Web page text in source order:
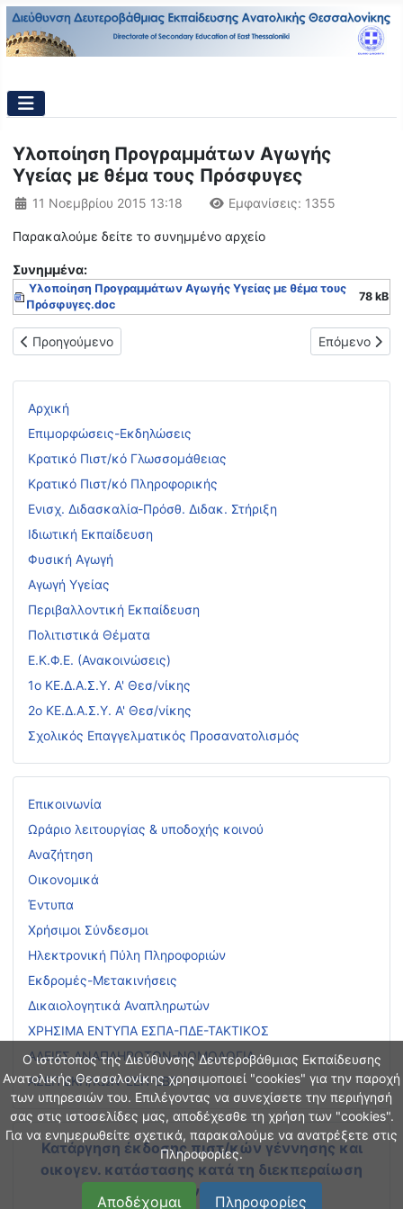
Ο ιστότοπος της Διεύθυνσης Δευτεροβάθμιας Εκπαίδευσης
Ανατολικής Θεσσαλονίκης χρησιμοποιεί "cookies" για την παροχή
των υπηρεσιών του. Επιλέγοντας να συνεχίσετε την περιήγησή
σας στις ιστοσελίδες μας, αποδέχεσθε τη χρήση των "cookies".
Για να ενημερωθείτε σχετικά, παρακαλούμε να ανατρέξετε στις
Πληροφορίες.
Αποδέχομαι Πληροφορίες
Αρχική
Επιμορφώσεις-Εκδηλώσεις
Κρατικό Πιστ/κό Γλωσσομάθειας
Κρατικό Πιστ/κό Πληροφορικής
Ενισχ. Διδασκαλία-Πρόσθ. Διδακ. Στήριξη
Ιδιωτική Εκπαίδευση
Φυσική Αγωγή
Αγωγή Υγείας
Περιβαλλοντική Εκπαίδευση
Πολιτιστικά Θέματα
Ε.Κ.Φ.Ε. (Ανακοινώσεις)
1ο ΚΕ.Δ.Α.Σ.Υ. Α' Θεσ/νίκης
2ο ΚΕ.Δ.Α.Σ.Υ. Α' Θεσ/νίκης
Σχολικός Επαγγελματικός Προσανατολισμός
Επικοινωνία
Ωράριο λειτουργίας & υποδοχής κοινού
Αναζήτηση
Οικονομικά
Έντυπα
Χρήσιμοι Σύνδεσμοι
Ηλεκτρονική Πύλη Πληροφοριών
Εκδρομές-Μετακινήσεις
Δικαιολογητικά Αναπληρωτών
ΧΡΗΣΙΜΑ ΕΝΤΥΠΑ ΕΣΠΑ-ΠΔΕ-ΤΑΚΤΙΚΟΣ
ΑΔΕΙΕΣ ΑΝΑΠΛΗΡΩΤΩΝ-ΝΟΜΟΛΟΓΙΑ
ΑΣΕΠ ΕΚΠ/ΚΩΝ-ΕΕΠ-ΕΒΠ
Κατάργηση έκδοσης πιστ/κών γέννησης και
οικογεν. κατάστασης κατά τη διεκπεραίωση
διοικητικών διαδικασιών
Υλοποίηση Προγραμμάτων Αγωγής
Υγείας με θέμα τους Πρόσφυγες
Λεπτομέρειες
11 Νοεμβρίου 2015 13:18 Εμφανίσεις: 1355
Παρακαλούμε δείτε το συνημμένο αρχείο
Συνημμένα:
Υλοποίηση Προγραμμάτων Αγωγής Υγείας με θέμα τους
Πρόσφυγες.doc
78 kB
Προηγούμενο άρθρο: Βιωματικά Εργαστήρια με θέμα
Προηγούμενο Επόμενο
Επόμενο